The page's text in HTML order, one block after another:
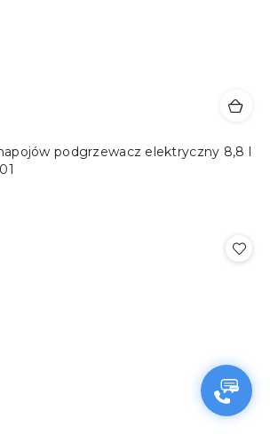
podgrzewacz elektryczny 8,8 l